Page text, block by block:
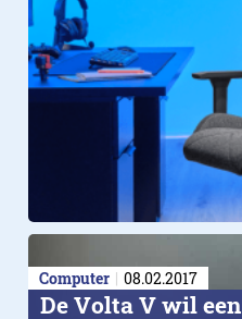
Computer 08.02.2017
De Volta V wil